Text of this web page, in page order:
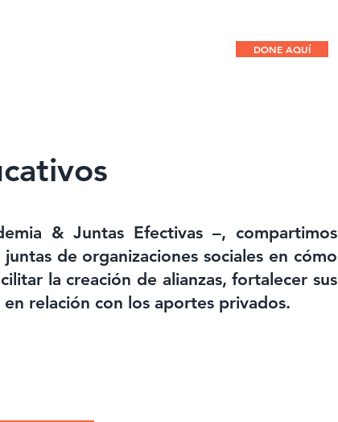
DONE AQUÍ
& Juntas Efectivas –, compartimos
de organizaciones sociales en cómo
la creación de alianzas, fortalecer sus
relación con los aportes privados.